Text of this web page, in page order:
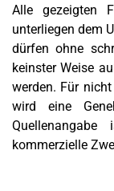
Alle gezeigten
unterliegen dem
dürfen ohne
keinster Weise
werden. Für
wird eine
kommerzielle